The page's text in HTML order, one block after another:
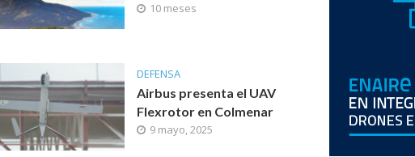
10 meses
DEFENSA
Airbus presenta el UAV
Flexrotor en Colmenar
9 mayo, 2025